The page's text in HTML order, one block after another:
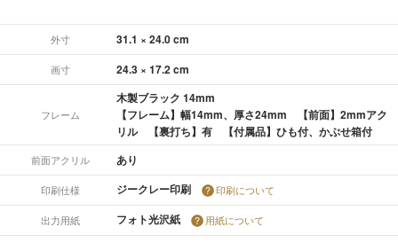
外寸 31.1 × 24.0 cm
画寸 24.3 × 17.2 cm
フレーム
木製ブラック 14mm
【フレーム】幅14mm、厚さ24mm 【前面】2mmアク
リル 【裏打ち】有 【付属品】ひも付、かぶせ箱付
前面アクリル あり
印刷仕様 ジークレー印刷 印刷について
出力用紙 フォト光沢紙 用紙について